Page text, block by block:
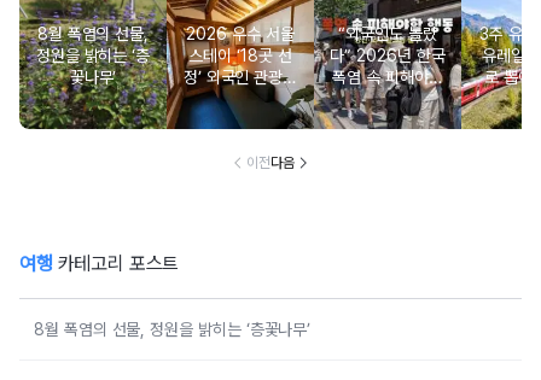
8월 폭염의 선물,
정원을 밝히는 ‘층
꽃나무’
2026 우수 서울
스테이 ‘18곳 선
정’ 외국인 관광객
도 ‘서울인’처럼
“외국인도 놀랐
다” 2026년 한국
폭염 속 피해야할
활동은?
3주 유
유레일
로 뽑아
이전다음
여행 카테고리 포스트
8월 폭염의 선물, 정원을 밝히는 ‘층꽃나무’